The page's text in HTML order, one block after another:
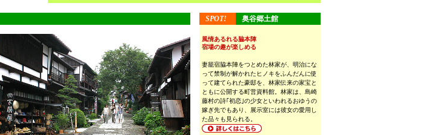
SPOT! 奥谷郷土館
風情あるれる脇本陣
宿場の趣が楽しめる
妻籠宿脇本陣をつとめた林家が、明治にな
って禁制が解かれたヒノキをふんだんに使
って建てられた豪邸を、林家伝来の家宝と
ともに公開する町営資料館。林家は、島崎
藤村の詩｢初恋｣の少女といわれるおゆうの
嫁ぎ先でもあり、展示室には彼女の愛用し
た品々も見られる。